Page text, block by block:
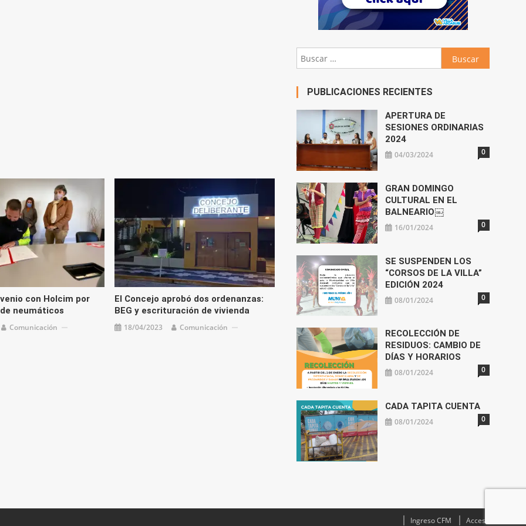
con Holcim por
neumáticos
Comunicación
El Concejo aprobó dos ordenanzas:
BEG y escrituración de vivienda
18/04/2023 Comunicación
Buscar:
PUBLICACIONES RECIENTES
APERTURA DE
SESIONES ORDINARIAS
2024
04/03/2024 0
GRAN DOMINGO
CULTURAL EN EL
BALNEARIO￼
16/01/2024 0
SE SUSPENDEN LOS
“CORSOS DE LA VILLA”
EDICIÓN 2024
08/01/2024 0
RECOLECCIÓN DE
RESIDUOS: CAMBIO DE
DÍAS Y HORARIOS
08/01/2024 0
CADA TAPITA CUENTA
08/01/2024 0
Ingreso CFM Acceso